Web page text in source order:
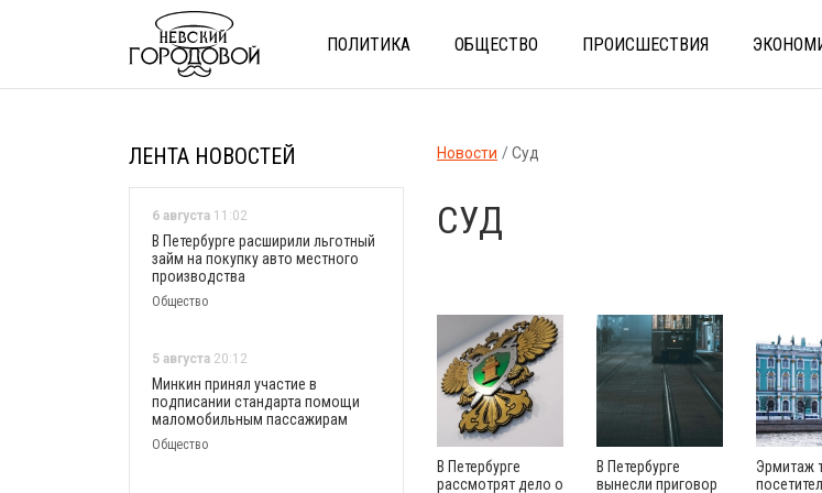
ПОЛИТИКА ОБЩЕСТВО ПРОИСШЕСТВИЯ
Новости Суд
СУД
В Петербурге
рассмотрят дело о
В Петербурге
вынесли приговор
Эрмитаж
ЛЕНТА НОВОСТЕЙ
6 августа 11:02
В Петербурге расширили льготный
займ на покупку авто местного
производства
Общество
5 августа 20:12
Минкин принял участие в
подписании стандарта помощи
маломобильным пассажирам
Общество